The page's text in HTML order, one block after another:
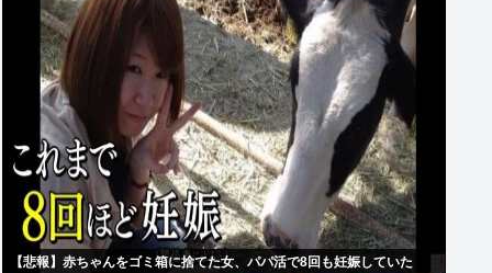
【悲報】赤ちゃんをゴミ箱に捨てた女、パパ活で8回も妊娠していた